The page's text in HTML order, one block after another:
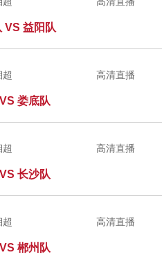
VS 益阳队
超
娄底队
高清直播
超
长沙队
高清直播
超
郴州队
高清直播